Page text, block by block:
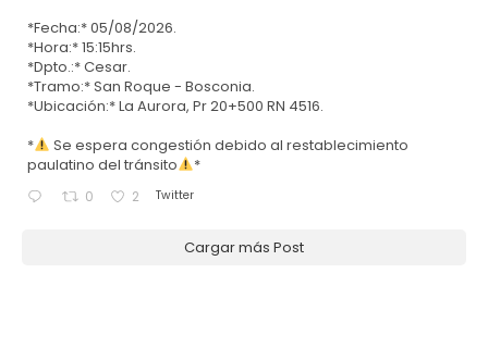
*Fecha:* 05/08/2026.
*Hora:* 15:15hrs.
*Dpto.:* Cesar.
*Tramo:* San Roque - Bosconia.
*Ubicación:* La Aurora, Pr 20+500 RN 4516.
*
Se espera congestión debido al restablecimiento
paulatino del tránsito
*
0 2 Twitter
Cargar más Post